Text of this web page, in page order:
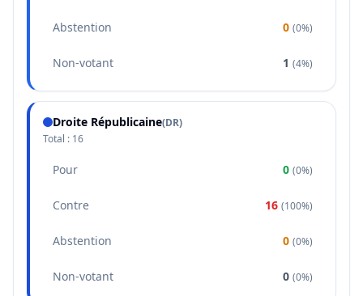
Abstention 0 (0%)
Non-votant 1 (4%)
Droite Républicaine(DR)
Total : 16
Pour 0 (0%)
Contre 16 (100%)
Abstention 0 (0%)
Non-votant 0 (0%)